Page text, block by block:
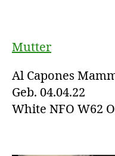
Mutter
Al Capones
Geb. 04.04.22
White NFO W62